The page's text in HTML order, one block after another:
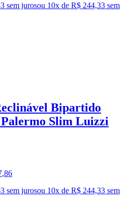
sem jurosou 10x de R$ 244,33 sem
Bipartido
Slim Luizzi
,86
sem jurosou 10x de R$ 244,33 sem